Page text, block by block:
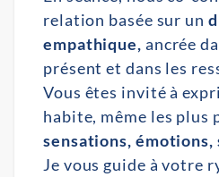
relation basée sur un
empathique, ancrée
présent et dans les
Vous êtes invité à
habite, même les plus
sensations, émotions,
Je vous guide à votre